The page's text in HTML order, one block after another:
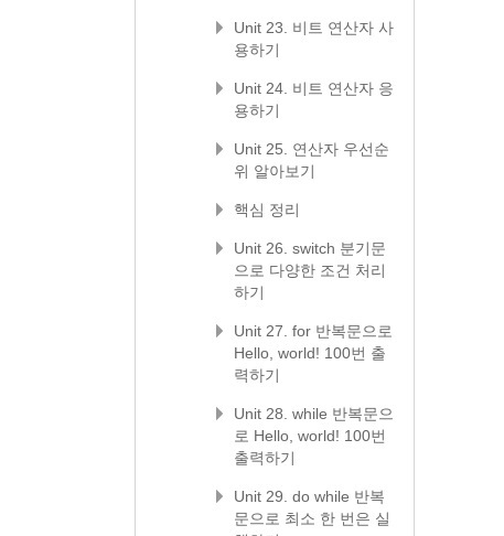
Unit 23. 비트 연산자 사
용하기
Unit 24. 비트 연산자 응
용하기
Unit 25. 연산자 우선순
위 알아보기
핵심 정리
Unit 26. switch 분기문
으로 다양한 조건 처리
하기
Unit 27. for 반복문으로
Hello, world! 100번 출
력하기
Unit 28. while 반복문으
로 Hello, world! 100번
출력하기
Unit 29. do while 반복
문으로 최소 한 번은 실